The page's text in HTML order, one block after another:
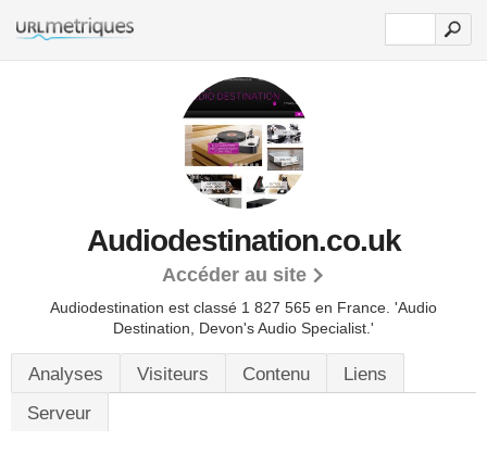
Audiodestination.co.uk
Accéder au site
Audiodestination est classé 1 827 565 en France. 'Audio
Destination, Devon's Audio Specialist.'
Analyses Visiteurs Contenu
Liens
Serveur